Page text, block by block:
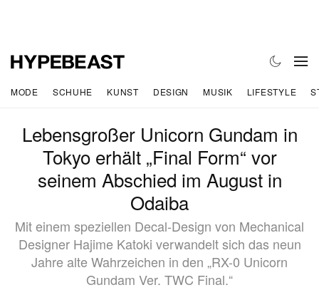
MODE SCHUHE KUNST DESIGN MUSIK LIFESTYLE
Lebensgroßer Unicorn Gundam in
Tokyo erhält „Final Form“ vor
seinem Abschied im August in
Odaiba
Mit einem speziellen Decal-Design von Mechanical
Designer Hajime Katoki verwandelt sich das neun
Jahre alte Wahrzeichen in den „RX-0 Unicorn
Gundam Ver. TWC Final.“